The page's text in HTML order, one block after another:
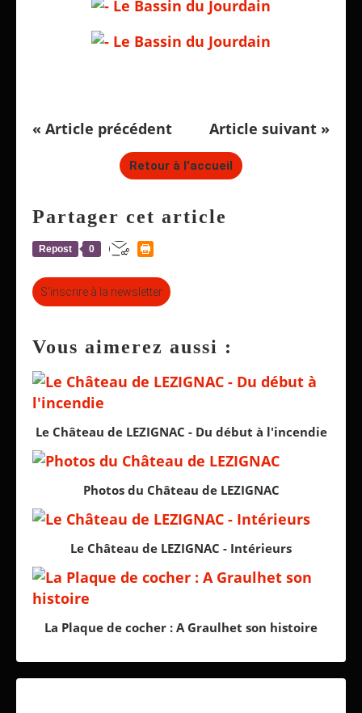
« Article précédent Article suivant »
Retour à l'accueil
Partager cet article
Repost 0
S'inscrire à la newsletter
Vous aimerez aussi :
Le Château de LEZIGNAC - Du début à l'incendie
Photos du Château de LEZIGNAC
Le Château de LEZIGNAC - Intérieurs
La Plaque de cocher : A Graulhet son histoire